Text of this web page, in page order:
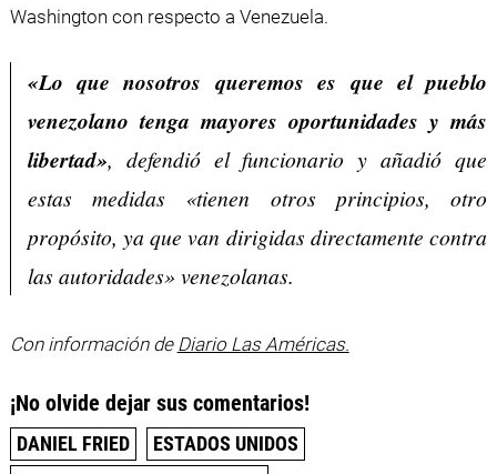
Washington con respecto a Venezuela.
«Lo que nosotros queremos es que el pueblo
venezolano tenga mayores oportunidades y más
libertad», defendió el funcionario y añadió que
estas medidas «tienen otros principios, otro
propósito, ya que van dirigidas directamente contra
las autoridades» venezolanas.
Con información de Diario Las Américas.
¡No olvide dejar sus comentarios!
DANIEL FRIED
ESTADOS UNIDOS